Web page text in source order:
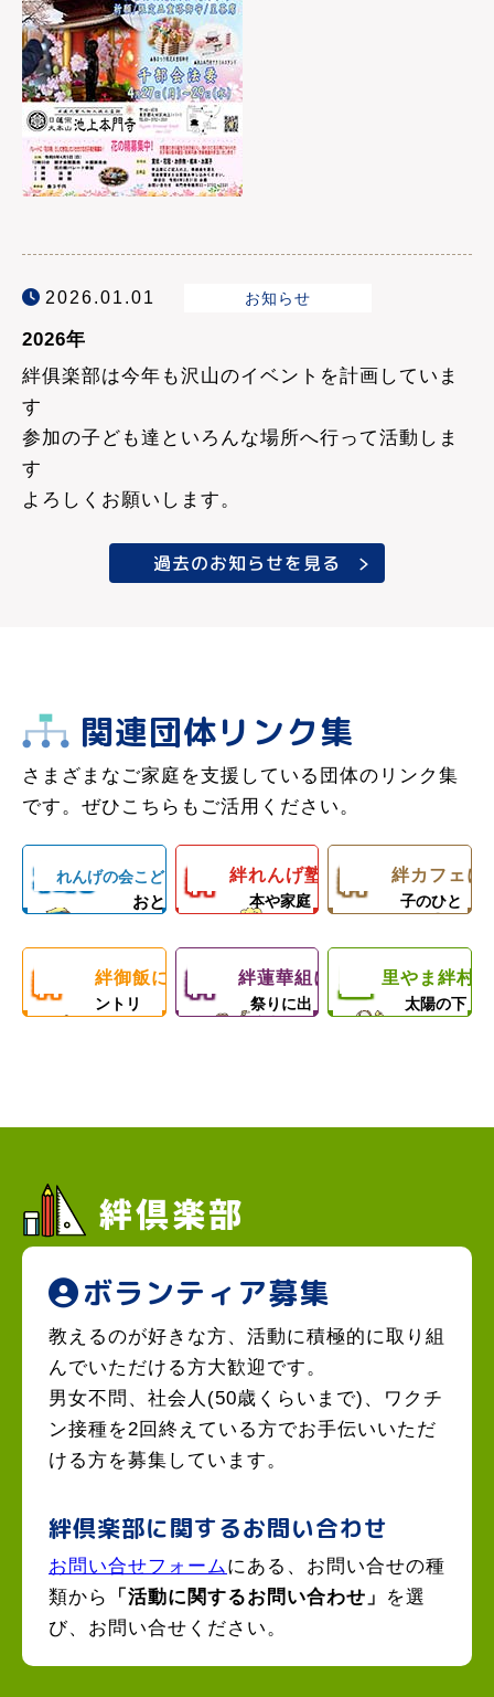
2026.01.01 お知らせ
2026年
絆俱楽部は今年も沢山のイベントを計画していま
す
参加の子ども達といろんな場所へ行って活動しま
す
よろしくお願いします。
過去のお知らせを見る
関連団体リンク集
さまざまなご家庭を支援している団体のリンク集
です。ぜひこちらもご活用ください。
れん
げの
会こ
ども
with
おと
だんらんのひ
ととき。人と
人の心の絆を
深める子ども
れんげの会こども食堂について
絆
ん
料理の基
本や家庭
室でお母さん
のお手伝いが
できるように
なろう！体験
絆れんげ塾について
フ
楽しい親
子のひと
子どもの居場
所！カフェラ
ンチ（軽食＆
絆カフェに
フードパ
ントリ
庭、障がい者
のいるご家庭
を愛情いっぱ
いの手作りご
飯＆食材配布
絆御飯について
絆
組
地域のお
祭りに出
子ども食堂＆
よるダンスレ
ッスン。
練習日には夕
食と食材配布
でお母さんを
絆蓮華組について
絆
思いきり
太陽の下
や農業体験、
キャンプ等の
野外活動を通
じて子どもた
ちの心の成長
里やま絆村
絆倶楽部
ボランティア募集
教えるのが好きな方、活動に積極的に取り組
んでいただける方大歓迎です。
男女不問、社会人(50歳くらいまで)、ワクチ
ン接種を2回終えている方でお手伝いいただ
ける方を募集しています。
絆倶楽部に関するお問い合わせ
お問い合せフォームにある、お問い合せの種
類から
「活動に関するお問い合わせ」
を選
び、お問い合せください。